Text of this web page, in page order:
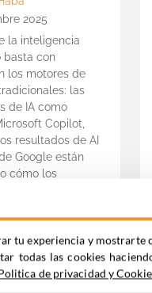
2025
la inteligencia
basta con
los motores de
las
de IA como
Copilot,
resultados de AI
Google están
cómo los
En este artículo,
técnicas
para
[…]
tu experiencia y mostrarte
todas las cookies
de privacidad y